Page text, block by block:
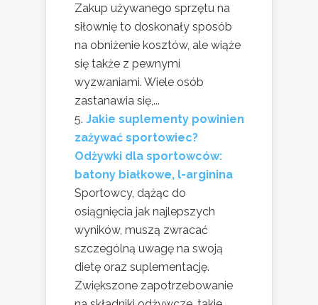
Zakup używanego sprzętu na
siłownię to doskonały sposób
na obniżenie kosztów, ale wiąże
się także z pewnymi
wyzwaniami. Wiele osób
zastanawia się,...
Jakie suplementy powinien
zażywać sportowiec?
Odżywki dla sportowców:
batony białkowe, l-arginina
Sportowcy, dążąc do
osiągnięcia jak najlepszych
wyników, muszą zwracać
szczególną uwagę na swoją
dietę oraz suplementację.
Zwiększone zapotrzebowanie